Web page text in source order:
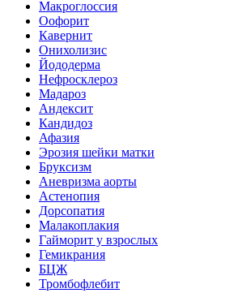
Макроглоссия
Оофорит
Кавернит
Онихолизис
Йододерма
Нефросклероз
Мадароз
Андексит
Кандидоз
Афазия
Эрозия шейки матки
Бруксизм
Аневризма аорты
Астенопия
Дорсопатия
Малакоплакия
Гайморит у взрослых
Гемикрания
БЦЖ
Тромбофлебит